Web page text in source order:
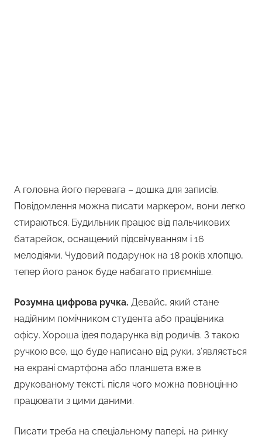
А головна його перевага – дошка для записів.
Повідомлення можна писати маркером, вони легко
стираються. Будильник працює від пальчикових
батарейок, оснащений підсвічуванням і 16
мелодіями. Чудовий подарунок на 18 років хлопцю,
тепер його ранок буде набагато приємніше.
Розумна цифрова ручка. Девайс, який стане
надійним помічником студента або працівника
офісу. Хороша ідея подарунка від родичів. З такою
ручкою все, що буде написано від руки, з’являється
на екрані смартфона або планшета вже в
друкованому тексті, після чого можна повноцінно
працювати з цими даними.
Писати треба на спеціальному папері, на ринку